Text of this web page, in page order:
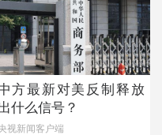
方最新对美反制释放
什么信号？
视新闻客户端